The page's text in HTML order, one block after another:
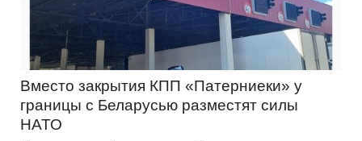
Вместо закрытия КПП «Патерниеки» у
границы с Беларусью разместят силы
НАТО